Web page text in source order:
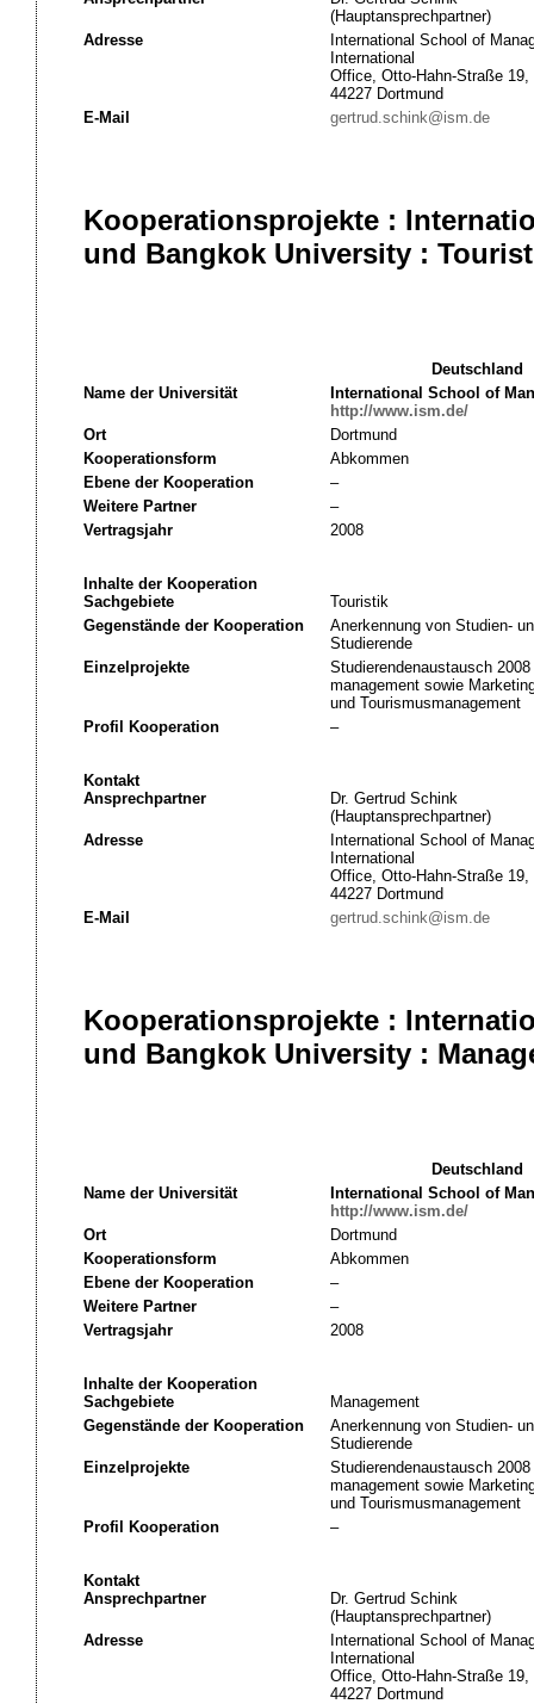
(Hauptansprechpartner)
Adresse
International School of
International
Office, Otto-Hahn-Straße 19,
44227 Dortmund
E-Mail
gertrud.schink@ism.de
Kooperationsprojekte :
und Bangkok University :
Deutschland
Name der Universität
International School of
http://www.ism.de/
Ort
Dortmund
Kooperationsform
Abkommen
Ebene der Kooperation
–
Weitere Partner
–
Vertragsjahr
2008
Inhalte der Kooperation
Sachgebiete
Touristik
Gegenstände der Kooperation
Anerkennung von Studien-
Studierende
Einzelprojekte
Studierendenaustausch
management sowie
und Tourismusmanagement
Profil Kooperation
–
Kontakt
Ansprechpartner
Dr. Gertrud Schink
(Hauptansprechpartner)
Adresse
International School of
International
Office, Otto-Hahn-Straße 19,
44227 Dortmund
E-Mail
gertrud.schink@ism.de
Kooperationsprojekte :
und Bangkok University :
Deutschland
Name der Universität
International School of
http://www.ism.de/
Ort
Dortmund
Kooperationsform
Abkommen
Ebene der Kooperation
–
Weitere Partner
–
Vertragsjahr
2008
Inhalte der Kooperation
Sachgebiete
Management
Gegenstände der Kooperation
Anerkennung von Studien-
Studierende
Einzelprojekte
Studierendenaustausch
management sowie
und Tourismusmanagement
Profil Kooperation
–
Kontakt
Ansprechpartner
Dr. Gertrud Schink
(Hauptansprechpartner)
Adresse
International School of
International
Office, Otto-Hahn-Straße 19,
44227 Dortmund